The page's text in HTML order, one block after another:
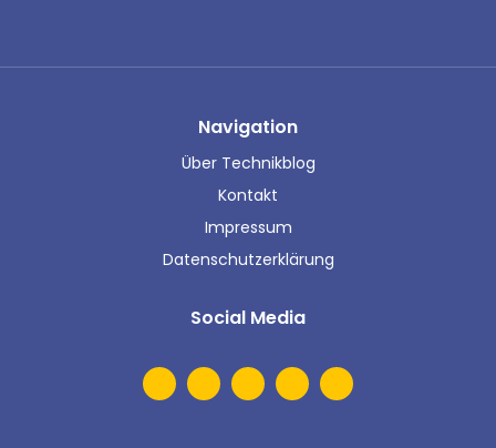
Navigation
Über Technikblog
Kontakt
Impressum
Datenschutzerklärung
Social Media